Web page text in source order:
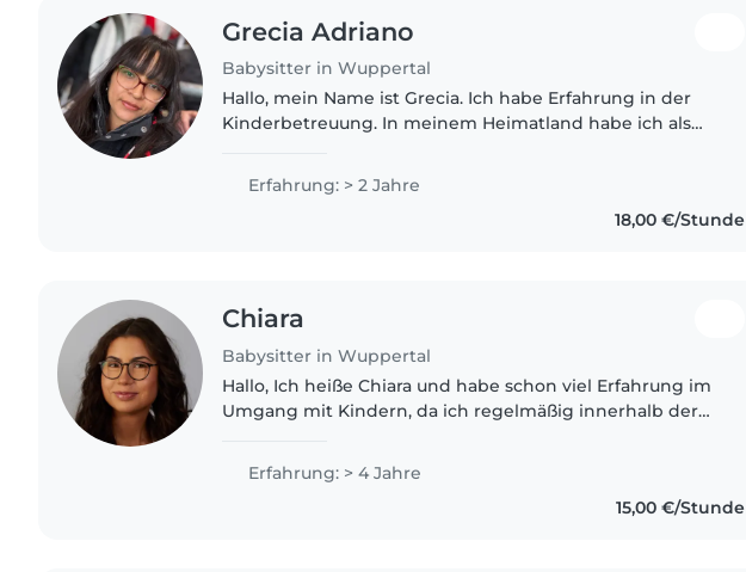
Grecia Adriano
Babysitter in Wuppertal
Hallo, mein Name ist Grecia. Ich habe Erfahrung in der
Kinderbetreuung. In meinem Heimatland habe ich als
betreut. In Deutschland..
Erfahrung: > 2 Jahre
18,00 €/Stunde
Chiara
Babysitter in Wuppertal
Hallo, Ich heiße Chiara und habe schon viel Erfahrung im
Umgang mit Kindern, da ich regelmäßig innerhalb der
Praktika im Bereich..
Erfahrung: > 4 Jahre
15,00 €/Stunde